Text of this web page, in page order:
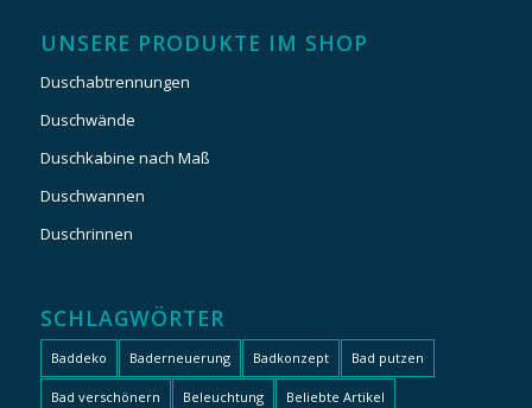
UNSERE PRODUKTE IM SHOP
Duschabtrennungen
Duschwände
Duschkabine nach Maß
Duschwannen
Duschrinnen
SCHLAGWÖRTER
Baddeko Baderneuerung Badkonzept Bad putzen
Bad verschönern Beleuchtung Beliebte Artikel